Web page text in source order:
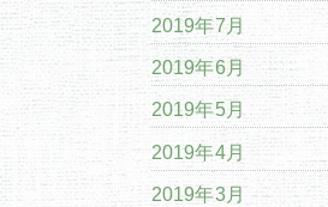
2019年7月
2019年6月
2019年5月
2019年4月
2019年3月